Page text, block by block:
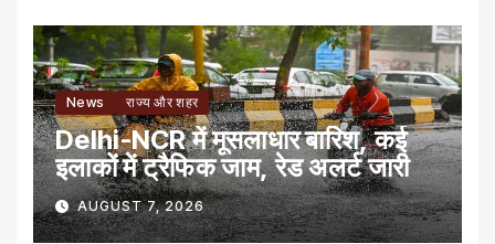
News राज्य और शहर
Delhi-NCR में मूसलाधार बारिश, कई
इलाकों में ट्रैफिक जाम, रेड अलर्ट जारी
AUGUST 7, 2026